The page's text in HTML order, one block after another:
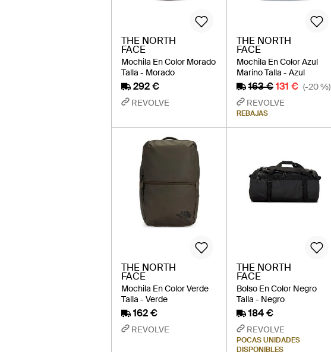
THE NORTH
FACE
Mochila En Color Morado
Talla - Morado
292 €
REVOLVE
THE NORTH
FACE
Mochila En Color Azul
Marino Talla - Azul
163 € 131 € (-20 %)
REVOLVE
REBAJAS
THE NORTH
FACE
Mochila En Color Verde
Talla - Verde
162 €
REVOLVE
THE NORTH
FACE
Bolso En Color Negro
Talla - Negro
184 €
REVOLVE
POCAS UNIDADES
DISPONIBLES